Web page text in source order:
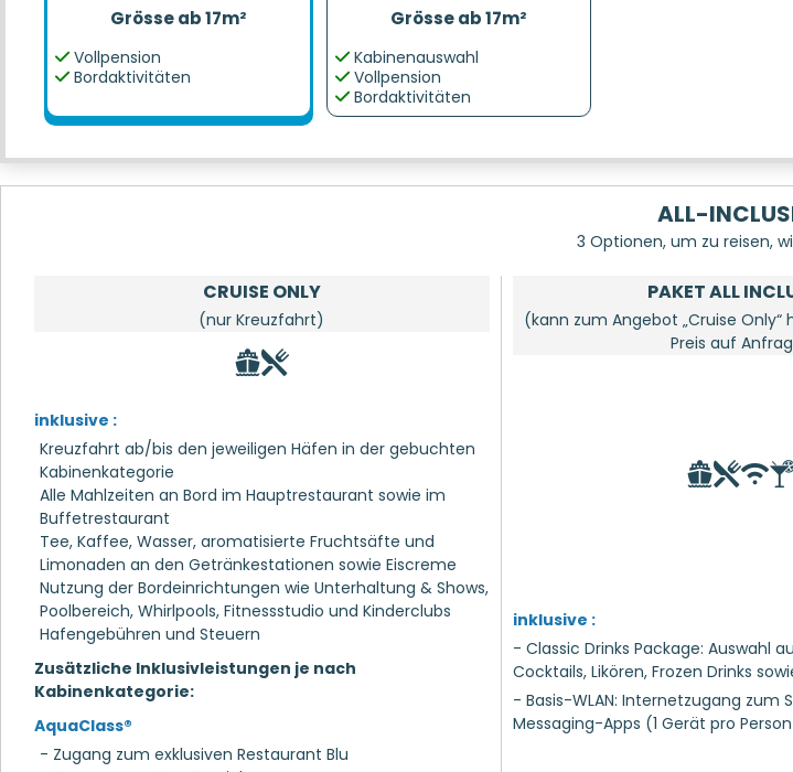
Grösse ab 17m²
Vollpension
Bordaktivitäten
Grösse ab 17m²
Kabinenauswahl
Vollpension
Bordaktivitäten
ALL-
3 Optionen, um zu reisen,
CRUISE ONLY
(nur Kreuzfahrt)
inklusive :
Kreuzfahrt ab/bis den jeweiligen Häfen in der gebuchten
Kabinenkategorie
Alle Mahlzeiten an Bord im Hauptrestaurant sowie im
Buffetrestaurant
Tee, Kaffee, Wasser, aromatisierte Fruchtsäfte und
Limonaden an den Getränkestationen sowie Eiscreme
Nutzung der Bordeinrichtungen wie Unterhaltung & Shows,
Poolbereich, Whirlpools, Fitnessstudio und Kinderclubs
Hafengebühren und Steuern
Zusätzliche Inklusivleistungen je nach
Kabinenkategorie:
AquaClass®
- Zugang zum exklusiven Restaurant Blu
PAKET ALL
(kann zum Angebot „Cruise
Preis auf
inklusive :
- Classic Drinks Package: Auswahl
Cocktails, Likören, Frozen Drinks
- Basis-WLAN: Internetzugang zum
Messaging-Apps (1 Gerät pro